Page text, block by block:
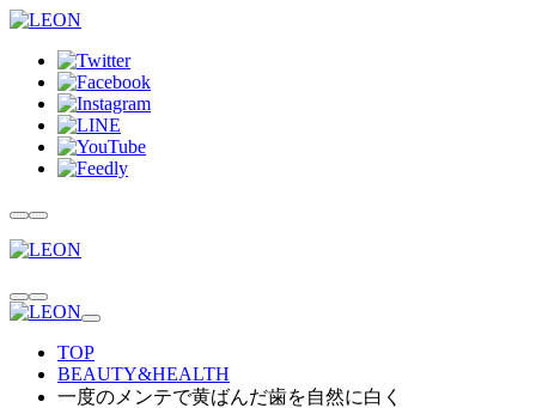
TOP
BEAUTY&HEALTH
一度のメンテで黄ばんだ歯を自然に白く